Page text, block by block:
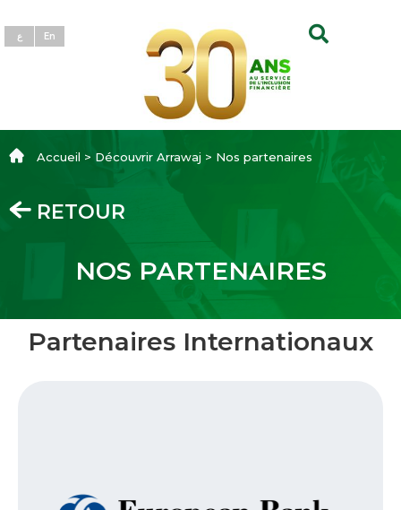
ع En
Accueil > Découvrir Arrawaj > Nos partenaires
RETOUR
NOS PARTENAIRES‎
Partenaires Internationaux